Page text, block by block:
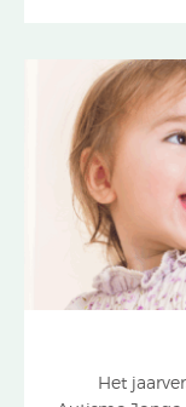
Het